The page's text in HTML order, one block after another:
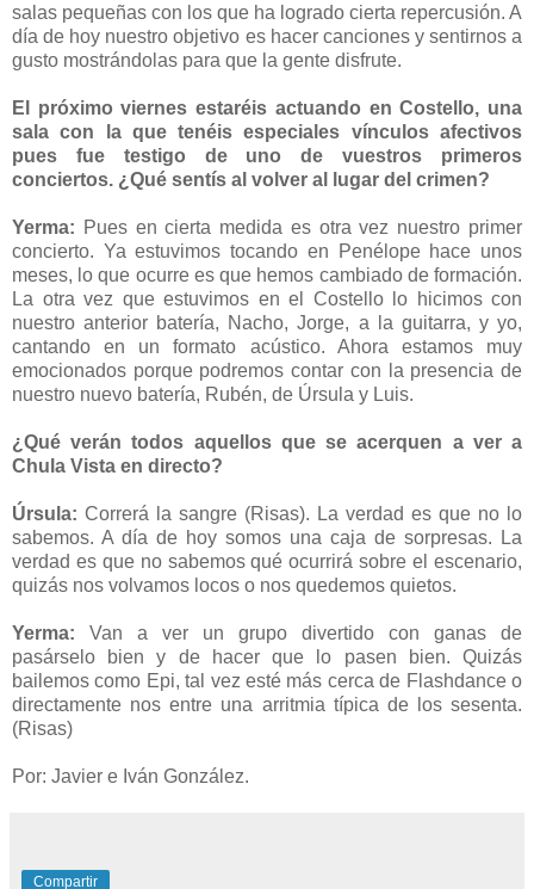
salas pequeñas con los que ha logrado cierta repercusión. A
día de hoy nuestro objetivo es hacer canciones y sentirnos a
gusto mostrándolas para que la gente disfrute.
El próximo viernes estaréis actuando en Costello, una
sala con la que tenéis especiales vínculos afectivos
pues fue testigo de uno de vuestros primeros
conciertos. ¿Qué sentís al volver al lugar del crimen?
Yerma: Pues en cierta medida es otra vez nuestro primer
concierto. Ya estuvimos tocando en Penélope hace unos
meses, lo que ocurre es que hemos cambiado de formación.
La otra vez que estuvimos en el Costello lo hicimos con
nuestro anterior batería, Nacho, Jorge, a la guitarra, y yo,
cantando en un formato acústico. Ahora estamos muy
emocionados porque podremos contar con la presencia de
nuestro nuevo batería, Rubén, de Úrsula y Luis.
¿Qué verán todos aquellos que se acerquen a ver a
Chula Vista en directo?
Úrsula: Correrá la sangre (Risas). La verdad es que no lo
sabemos. A día de hoy somos una caja de sorpresas. La
verdad es que no sabemos qué ocurrirá sobre el escenario,
quizás nos volvamos locos o nos quedemos quietos.
Yerma: Van a ver un grupo divertido con ganas de
pasárselo bien y de hacer que lo pasen bien. Quizás
bailemos como Epi, tal vez esté más cerca de Flashdance o
directamente nos entre una arritmia típica de los sesenta.
(Risas)
Por: Javier e Iván González.
Compartir